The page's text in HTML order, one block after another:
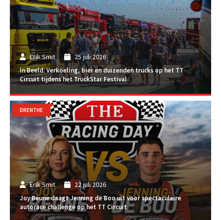
Erik Smit 25 juli 2026
In Beeld: Verkoeling, bier en duizenden trucks op het TT
Circuit tijdens het TruckStar Festival
Erik Smit 22 juli 2026
Joy Beune daagt Jenning de Boo uit voor spectaculaire
autorace challenge op het TT Circuit
DRENTHE